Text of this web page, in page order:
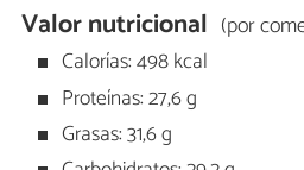
Valor nutricional (por
Calorías: 498 kcal
Proteínas: 27,6 g
Grasas: 31,6 g